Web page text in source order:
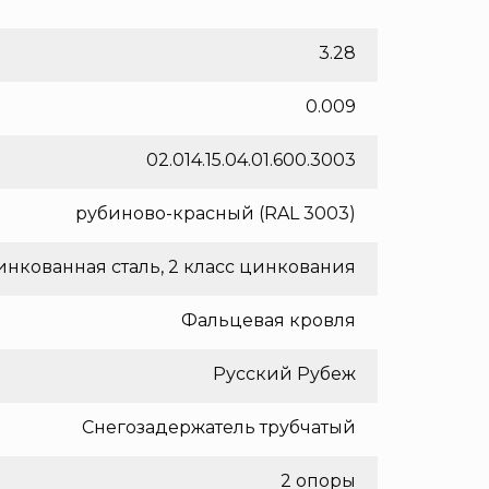
3.28
0.009
02.014.15.04.01.600.3003
рубиново-красный (RAL 3003)
сталь, 2 класс цинкования
Фальцевая кровля
Русский Рубеж
Снегозадержатель трубчатый
2 опоры